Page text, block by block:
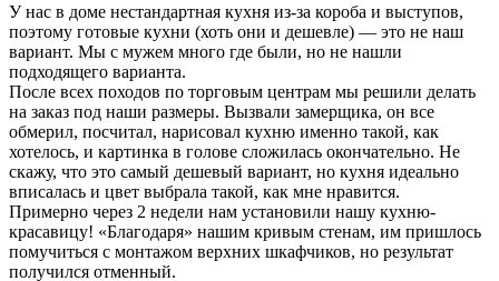
У нас в доме нестандартная кухня из-за короба и выступов,
поэтому готовые кухни (хоть они и дешевле) — это не наш
вариант. Мы с мужем много где были, но не нашли
подходящего варианта.
После всех походов по торговым центрам мы решили делать
на заказ под наши размеры. Вызвали замерщика, он все
обмерил, посчитал, нарисовал кухню именно такой, как
хотелось, и картинка в голове сложилась окончательно. Не
скажу, что это самый дешевый вариант, но кухня идеально
вписалась и цвет выбрала такой, как мне нравится.
Примерно через 2 недели нам установили нашу кухню-
красавицу! «Благодаря» нашим кривым стенам, им пришлось
помучиться с монтажом верхних шкафчиков, но результат
получился отменный.